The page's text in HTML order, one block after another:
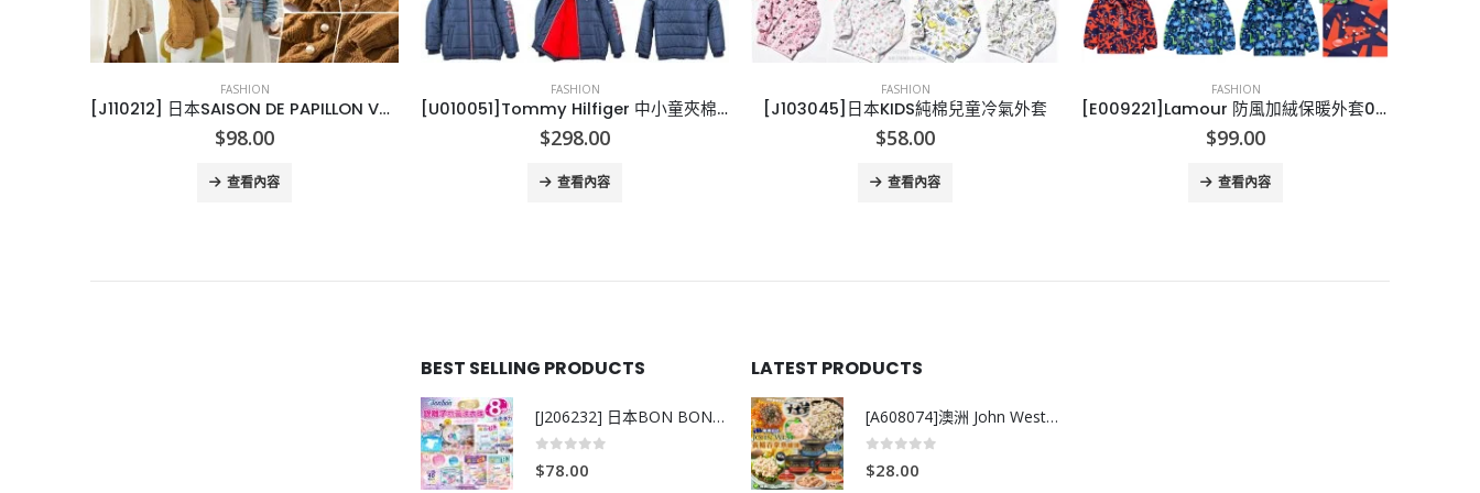
FASHION
[U010051]Tommy Hilfiger 中小童夾棉外套 2020冬
$298.00
查看內容
FASHION
[J103045]日本KIDS純棉兒童冷氣外套
$58.00
查看內容
FASHION
[E009221]Lamour 防風加絨保暖外套09221
$99.00
查看內容
FASHION
[J108194]日本 KABURU UV 防曬太陽帽
$46.00
查看內容
BEST SELLING PRODUCTS
[J206232] 日本BON BON銀離子抗菌啫喱洗衣珠 (80粒)
$78.00
LATEST PRODUCTS
[A608074]澳洲 John West黃鮨吞拿魚罐頭
$28.00